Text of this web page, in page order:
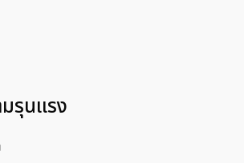
รุนแรง